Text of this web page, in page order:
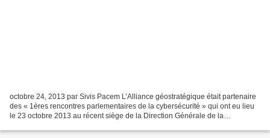
octobre 24, 2013 par Sivis Pacem L’Alliance géostratégique était partenaire
des « 1ères rencontres parlementaires de la cybersécurité » qui ont eu lieu
le 23 octobre 2013 au récent siège de la Direction Générale de la